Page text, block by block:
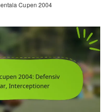
Cupen 2004